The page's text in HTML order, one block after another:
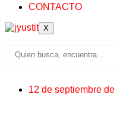
CONTACTO
X
12 de septiembre de